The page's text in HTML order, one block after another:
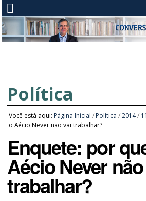
Política
Você está aqui: Página Inicial / Política /2014/ 11
o Aécio Never não vai trabalhar?
Enquete: por
Aécio Never
trabalhar?